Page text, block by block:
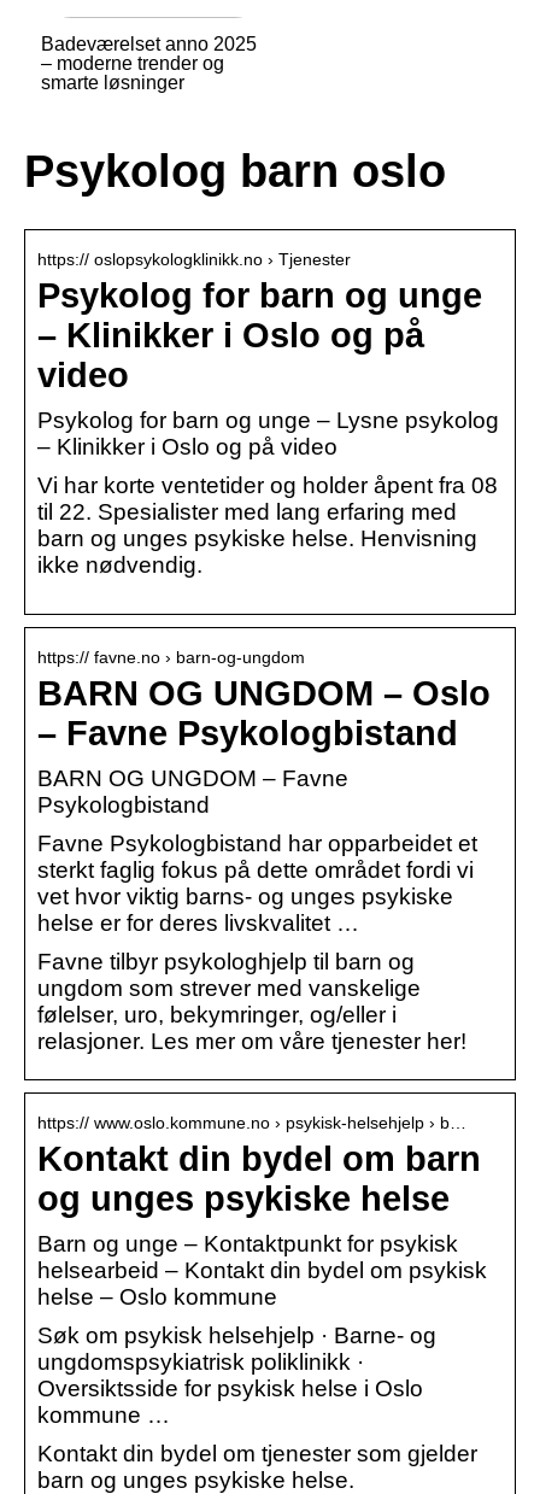
Badeværelset anno 2025
– moderne trender og
smarte løsninger
Psykolog barn oslo
https:// oslopsykologklinikk.no › Tjenester
Psykolog for barn og unge
– Klinikker i Oslo og på
video
Psykolog for barn og unge – Lysne psykolog
– Klinikker i Oslo og på video
Vi har korte ventetider og holder åpent fra 08
til 22. Spesialister med lang erfaring med
barn og unges psykiske helse. Henvisning
ikke nødvendig.
https:// favne.no › barn-og-ungdom
BARN OG UNGDOM – Oslo
– Favne Psykologbistand
BARN OG UNGDOM – Favne
Psykologbistand
Favne Psykologbistand har opparbeidet et
sterkt faglig fokus på dette området fordi vi
vet hvor viktig barns- og unges psykiske
helse er for deres livskvalitet …
Favne tilbyr psykologhjelp til barn og
ungdom som strever med vanskelige
følelser, uro, bekymringer, og/eller i
relasjoner. Les mer om våre tjenester her!
https:// www.oslo.kommune.no › psykisk-helsehjelp › b…
Kontakt din bydel om barn
og unges psykiske helse
Barn og unge – Kontaktpunkt for psykisk
helsearbeid – Kontakt din bydel om psykisk
helse – Oslo kommune
Søk om psykisk helsehjelp · Barne- og
ungdomspsykiatrisk poliklinikk ·
Oversiktsside for psykisk helse i Oslo
kommune …
Kontakt din bydel om tjenester som gjelder
barn og unges psykiske helse.